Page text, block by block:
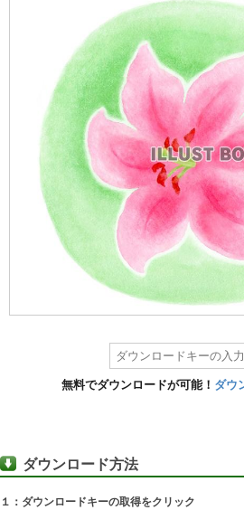
無料でダウンロードが可能！ ダウ
ダウンロード方法
１：ダウンロードキーの取得をクリック